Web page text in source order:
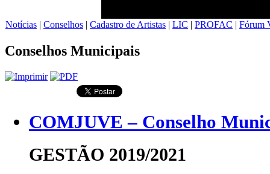
Notícias | Conselhos | Cadastro de Artistas | LIC | PROFAC | Fórum
Conselhos Municipais
COMJUVE – Conselho
GESTÃO 2019/2021